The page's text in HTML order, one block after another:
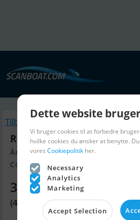
Tilbage
Rodman Muse 54
Årgang 2011, Motorbåd til salg
Costa Brava, Spanien
3.583.260 DKK
(480.000 EUR)
Dette website
Vi bruger cookies til at forbedre
hvilke cookies du ønsker at benytte.
vores Cookiepolitik her.
Necessary
Analytics
Marketing
Accept Selection